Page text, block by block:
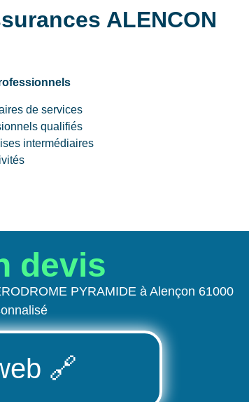
ALENCON
de services
qualifiés
intermédiaires
devis
PYRAMIDE à Alençon 61000
🔗